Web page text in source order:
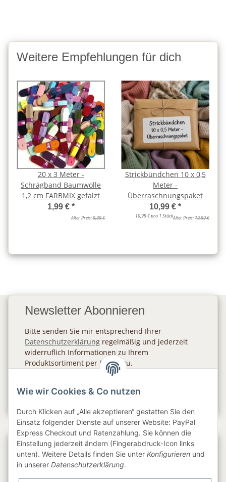
Weitere Empfehlungen für dich
20 x 3 Meter -
Schrägband Baumwolle
1,2 cm FARBMIX gefalzt
1,99 € *
Alter Preis:9,99 €
Strickbündchen 10 x 0,5
Meter -
Überraschnungspaket
10,99 € *
10,99 € pro 1 StückAlter Preis:19,99 €
Newsletter Abonnieren
Bitte senden Sie mir entsprechend Ihrer
Datenschutzerklärung regelmäßig und jederzeit
widerruflich Informationen zu Ihrem
Produktsortiment per E-Mail zu.
Gesetzliche Informationen
Wie wir Cookies & Co nutzen
Durch Klicken auf „Alle akzeptieren“ gestatten Sie den
Einsatz folgender Dienste auf unserer Website: PayPal
Express Checkout und Ratenzahlung. Sie können die
Einstellung jederzeit ändern (Fingerabdruck-Icon links
unten). Weitere Details finden Sie unter Konfigurieren und
in unserer Datenschutzerklärung.